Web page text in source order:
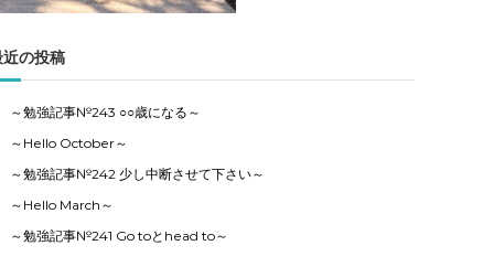
近の投稿
～勉強記事№243 ○○歳になる～
～Hello October～
～勉強記事№242 少し中断させて下さい～
～Hello March～
～勉強記事№241 Go toとhead to～